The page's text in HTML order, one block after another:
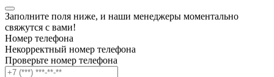
Заполните поля ниже, и наши менеджеры моментально
свяжутся с вами!
Номер телефона
Некорректный номер телефона
Проверьте номер телефона